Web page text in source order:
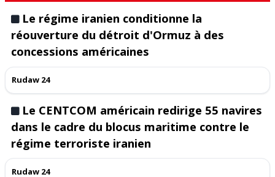
Le régime iranien conditionne la
réouverture du détroit d'Ormuz à des
concessions américaines
Rudaw 24
Le CENTCOM américain redirige 55 navires
dans le cadre du blocus maritime contre le
régime terroriste iranien
Rudaw 24